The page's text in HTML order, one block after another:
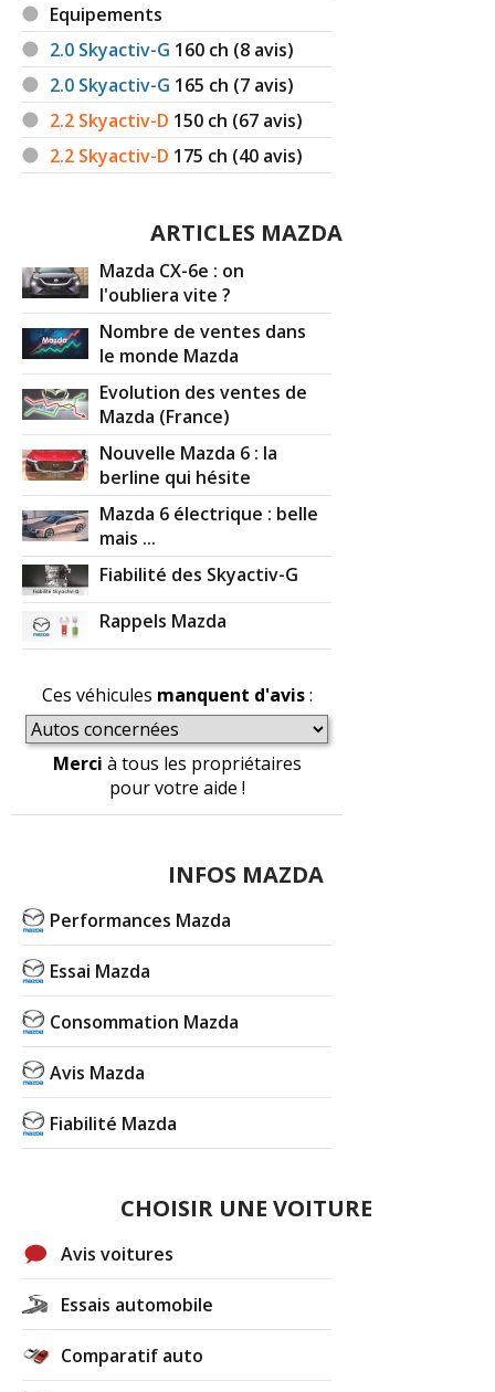
Equipements
2.0 Skyactiv-G 160 ch (8 avis)
2.0 Skyactiv-G 165 ch (7 avis)
2.2 Skyactiv-D 150 ch (67 avis)
2.2 Skyactiv-D 175 ch (40 avis)
ARTICLES MAZDA
Mazda CX-6e : on
l'oubliera vite ?
Nombre de ventes dans
le monde Mazda
Evolution des ventes de
Mazda (France)
Nouvelle Mazda 6 : la
berline qui hésite
Mazda 6 électrique : belle
mais ...
Fiabilité des Skyactiv-G
Rappels Mazda
Ces véhicules manquent d'avis:
Merci à tous les propriétaires
pour votre aide !
INFOS MAZDA
Performances Mazda
Essai Mazda
Consommation Mazda
Avis Mazda
Fiabilité Mazda
CHOISIR UNE VOITURE
Avis voitures
Essais automobile
Comparatif auto